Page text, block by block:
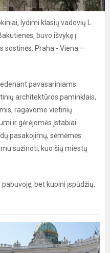
lydimi klasių vadovių L.
buvo išvykę į
sostinės: Praha - Viena –
pavasariniams
architektūros paminklais,
ragavome vietinių
ir gėrėjomės įstabiai
pasakojimų, sėmėmės
sužinoti, kuo šių miestų
bet kupini įspūdžių,